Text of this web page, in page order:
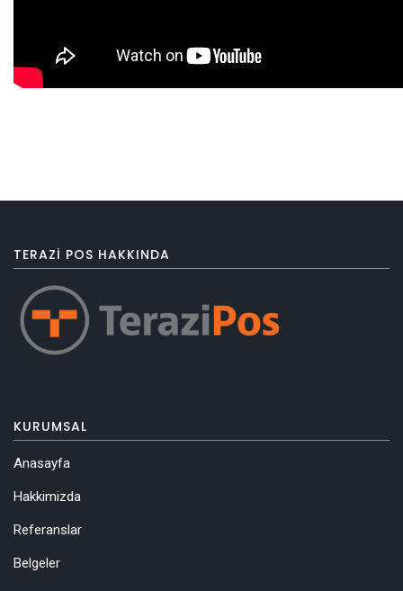
TERAZI POS HAKKINDA
KURUMSAL
Anasayfa
Hakkimizda
Referanslar
Belgeler